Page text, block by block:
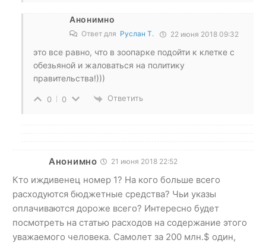
Анонимно
Ответ для Руслан Т. 22 июня 2018 09:32
это все равно, что в зоопарке подойти к клетке с
обезьяной и жаловаться на политику
правительства!)))
0 0 Ответить
Анонимно 21 июня 2018 22:52
Кто иждивенец номер 1? На кого больше всего
расходуются бюджетные средства? Чьи указы
оплачиваются дороже всего? Интересно будет
посмотреть на статью расходов на содержание этого
уважаемого человека. Самолет за 200 млн.$ один,